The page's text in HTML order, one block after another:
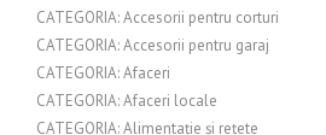
CATEGORIA: Accesorii pentru corturi
CATEGORIA: Accesorii pentru garaj
CATEGORIA: Afaceri
CATEGORIA: Afaceri locale
CATEGORIA: Alimentație și rețete